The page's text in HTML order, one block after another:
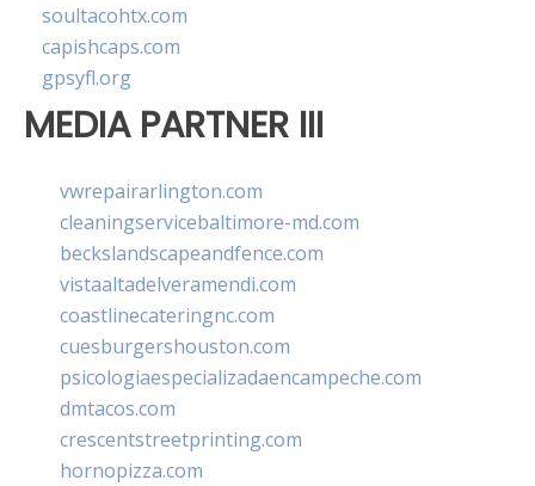
soultacohtx.com
capishcaps.com
gpsyfl.org
MEDIA PARTNER III
vwrepairarlington.com
cleaningservicebaltimore-md.com
beckslandscapeandfence.com
vistaaltadelveramendi.com
coastlinecateringnc.com
cuesburgershouston.com
psicologiaespecializadaencampeche.com
dmtacos.com
crescentstreetprinting.com
hornopizza.com